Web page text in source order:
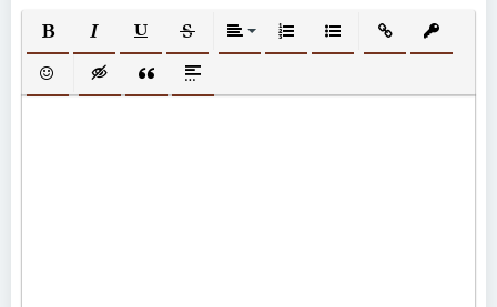
ПОЛУЖИРНЫЙ
КУРСИВПОДЧЕРКНУТЫЙ
ЗАЧЕРКНУТЫЙВЫРАВНИВАНИЕ
НУМЕРОВАННЫЙ СПИСОК
МАРКИРОВАННЫЙ
ВСТАВИТЬ
ВСТАВИТЬ СМАЙЛИК
ВСТАВКА СКРЫТОГО ТЕКСТА
ВСТАВКА ЦИТАТЫ
ВСТАВКА СПОЙЛЕРА